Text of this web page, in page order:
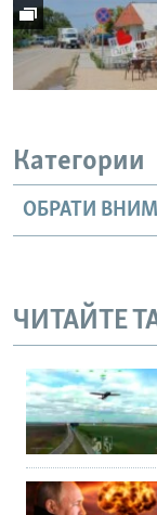
Категории
ОБРАТИ
ЧИТАЙТЕ